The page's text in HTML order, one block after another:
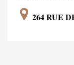
264 RUE